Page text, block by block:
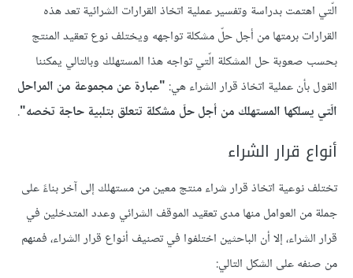
الّتي اهتمت بدراسة وتفسير عملية اتخاذ القرارات الشرائية تعد هذه
القرارات برمتها من أجل حلّ مشكلة تواجهه ويختلف نوع تعقيد المنتج
بحسب صعوبة حل المشكلة الّتي تواجه هذا المستهلك وبالتالي يمكننا
القول بأن عملية اتخاذ قرار الشراء هي: "عبارة عن مجموعة من المراحل
الّتي يسلكها المستهلك من أجل حلّ مشكلة تتعلق بتلبية حاجة تخصه".
أنواع قرار الشراء
تختلف نوعية اتخاذ قرار شراء منتج معين من مستهلك إلى آخر بناءً على
جملة من العوامل منها مدى تعقيد الموقف الشرائي وعدد المتدخلين في
قرار الشراء، إلا أن الباحثين اختلفوا في تصنيف أنواع قرار الشراء، فمنهم
من صنفه على الشكل التالي: